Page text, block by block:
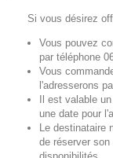
Si vous désirez
Vous pouvez
par téléphone
Vous
l'adresserons
Il est valable
une date pour
Le destinataire
de réserver